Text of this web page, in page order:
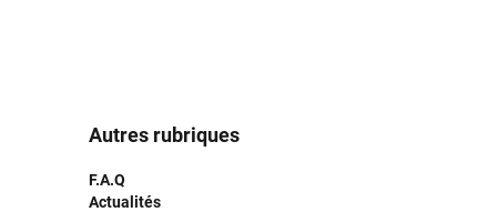
Autres rubriques
F.A.Q
Actualités